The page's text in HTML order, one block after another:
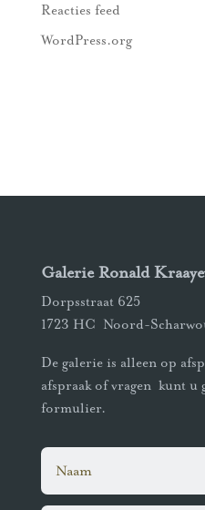
Reacties feed
WordPress.org
Galerie Ronald
Dorpsstraat 625
1723 HC Noord-
De galerie is alleen op
afspraak of vragen kunt u
formulier.